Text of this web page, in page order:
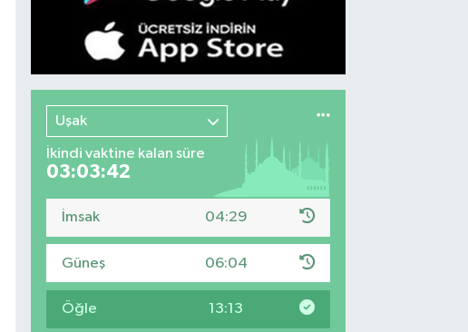
Uşak
İkindi vaktine kalan süre
03:03:41
İmsak 04:29
Güneş 06:04
Öğle 13:13